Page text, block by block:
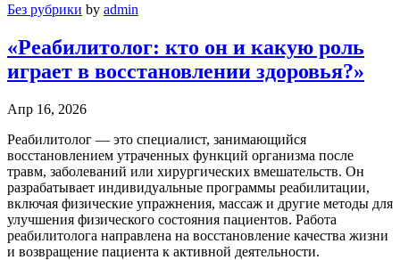
Без рубрики by admin
«Реабилитолог: кто он и какую роль
играет в восстановлении здоровья?»
Апр 16, 2026
Реабилитолог — это специалист, занимающийся
восстановлением утраченных функций организма после
травм, заболеваний или хирургических вмешательств. Он
разрабатывает индивидуальные программы реабилитации,
включая физические упражнения, массаж и другие методы для
улучшения физического состояния пациентов. Работа
реабилитолога направлена на восстановление качества жизни
и возвращение пациента к активной деятельности.